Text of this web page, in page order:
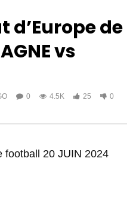
de
vs
0 4.5K 25 0
football 20 JUIN 2024